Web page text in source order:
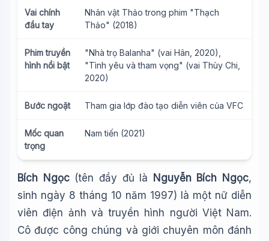
Vai chính
đầu tay
Nhân vật Thảo trong phim "Thạch
Thảo" (2018)
Phim truyền
hình nổi bật
"Nhà trọ Balanha" (vai Hân, 2020),
"Tình yêu và tham vọng" (vai Thùy Chi,
2020)
Bước ngoặt Tham gia lớp đào tạo diễn viên của VFC
Mốc quan
trọng
Nam tiến (2021)
Bích Ngọc(tên đầy đủ là Nguyễn Bích Ngọc,
sinh ngày 8 tháng 10 năm 1997) là một nữ diễn
viên điện ảnh và truyền hình người Việt Nam.
Cô được công chúng và giới chuyên môn đánh